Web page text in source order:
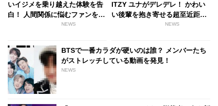
いイジメを乗り越えた体験を告
白！ 人間関係に悩むファンを勇
NEWS
ITZY ユナがデレデレ！ かわい
い後輩を抱き寄せる超至近距離
のスキンシップと心温まるやり
NEWS
BTSで一番カラダが硬いのは誰？ メンバーたち
がストレッチしている動画を発見！
NEWS